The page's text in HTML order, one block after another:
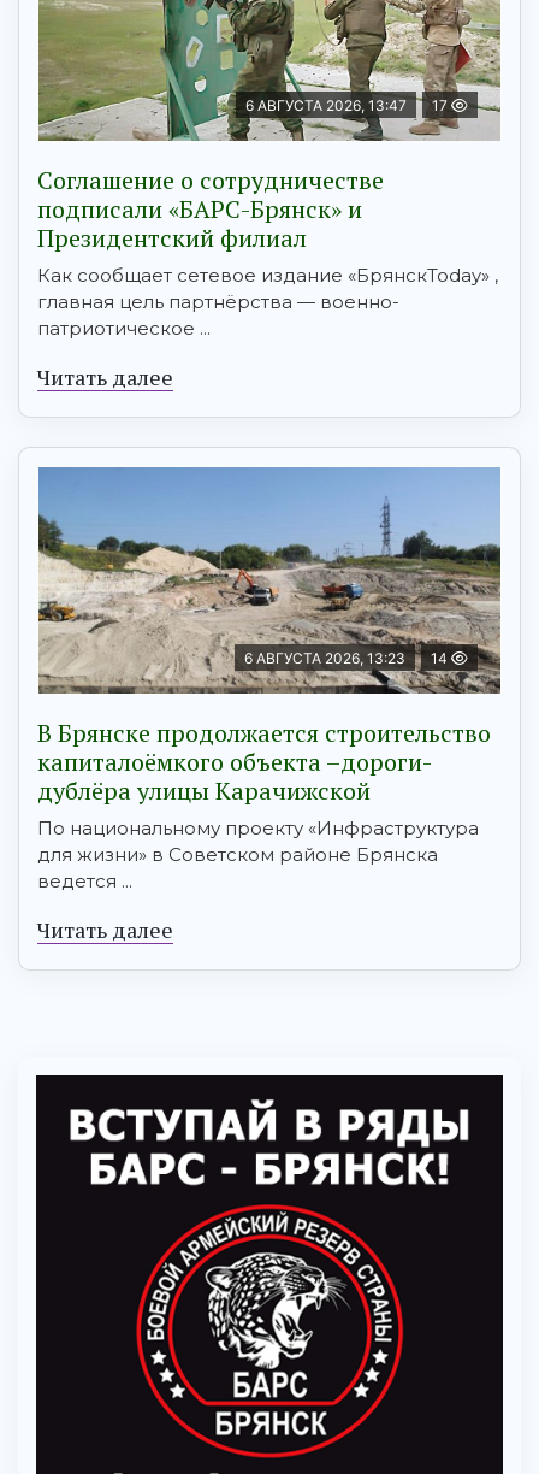
6 АВГУСТА 2026, 13:47 17
Соглашение о сотрудничестве
подписали «БАРС-Брянск» и
Президентский филиал
Как сообщает сетевое издание «БрянскToday» ,
главная цель партнёрства — военно-
патриотическое ...
Читать далее
6 АВГУСТА 2026, 13:23 14
В Брянске продолжается строительство
капиталоёмкого объекта –дороги-
дублёра улицы Карачижской
По национальному проекту «Инфраструктура
для жизни» в Советском районе Брянска
ведется ...
Читать далее